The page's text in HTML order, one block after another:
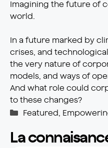
Imagining the future of
world.
In a future marked by
crises, and
the very nature of
models, and ways of
And what role could
to these changes?
Catégories
Featured
La